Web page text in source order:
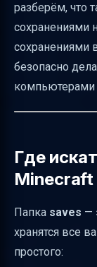
и
Как
Что
Команды
разберём, что
сохранениями
сохранениями
безопасно
компьютерами
Где
Minecraft
Папка saves —
хранятся все
простого: